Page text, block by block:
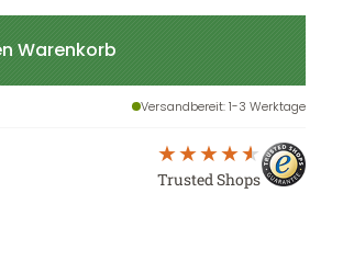
Warenkorb
Versandbereit: 1-3 Werktage
Trusted Shops